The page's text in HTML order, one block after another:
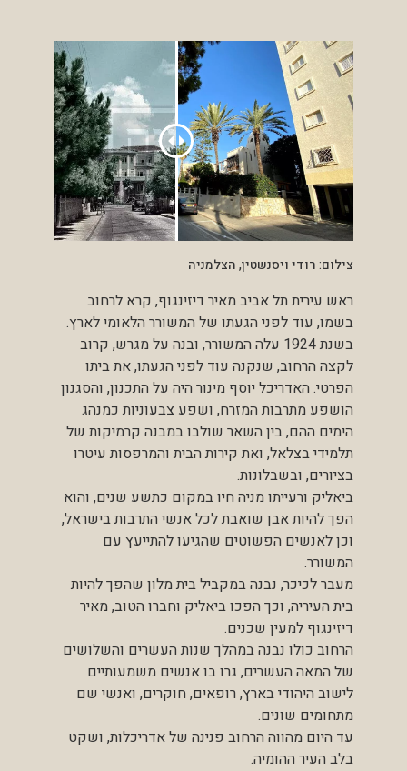
צילום: רודי ויסנשטין, הצלמניה
ראש עירית תל אביב מאיר דיזינגוף, קרא לרחוב
בשמו, עוד לפני הגעתו של המשורר הלאומי לארץ.
בשנת 1924 עלה המשורר, ובנה על מגרש, קרוב
לקצה הרחוב, שנקנה עוד לפני הגעתו, את ביתו
הפרטי. האדריכל יוסף מינור היה על התכנון, והסגנון
הושפע מתרבות המזרח, ושפע צבעוניות כמנהג
הימים ההם, בין השאר שולבו במבנה קרמיקות של
תלמידי בצלאל, ואת קירות הבית והמרפסות עיטרו
בציורים, ובשבלונות.
ביאליק ורעייתו מניה חיו במקום כתשע שנים, והוא
הפך להיות אבן שואבת לכל אנשי התרבות בישראל,
וכן לאנשים הפשוטים שהגיעו להתייעץ עם
המשורר.
מעבר לכיכר, נבנה במקביל בית מלון שהפך להיות
בית העיריה, וכך הפכו ביאליק וחברו הטוב, מאיר
דיזינגוף למעין שכנים.
הרחוב כולו נבנה במהלך שנות העשרים והשלושים
של המאה העשרים, גרו בו אנשים משמעותיים
לישוב היהודי בארץ, רופאים, חוקרים, ואנשי שם
מתחומים שונים.
עד היום מהווה הרחוב פנינה של אדריכלות, ושקט
בלב העיר ההומיה.